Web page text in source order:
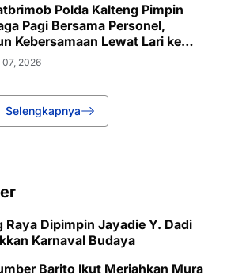
Polda Kalteng Pimpin
Pagi Bersama Personel,
Kebersamaan Lewat Lari ke
07, 2026
Selengkapnya
Raya Dipimpin Jayadie Y. Dadi
Karnaval Budaya
Barito Ikut Meriahkan Mura